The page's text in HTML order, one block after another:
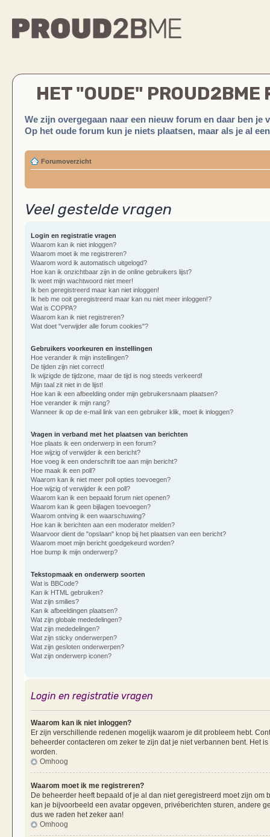
HET "OUDE" PROUD2BME
We zijn overgegaan naar een nieuw forum en daar ben je
Op het oude forum kun je niets plaatsen, maar als je al
Forumoverzicht
Veel gestelde vragen
Login en registratie vragen
Waarom kan ik niet inloggen?
Waarom moet ik me registreren?
Waarom word ik automatisch uitgelogd?
Hoe kan ik onzichtbaar zijn in de online gebruikers lijst?
Ik weet mijn wachtwoord niet meer!
Ik ben geregistreerd maar kan niet inloggen!
Ik heb me ooit geregistreerd maar kan nu niet meer inloggen!?
Wat is COPPA?
Waarom kan ik niet registreren?
Wat doet "verwijder alle forum cookies"?
Gebruikers voorkeuren en instellingen
Hoe verander ik mijn instellingen?
De tijden zijn niet correct!
Ik wijzigde de tijdzone, maar de tijd is nog steeds verkeerd!
Mijn taal zit niet in de lijst!
Hoe kan ik een afbeelding onder mijn gebruikersnaam plaatsen?
Hoe verander ik mijn rang?
Wanneer ik op de e-mail link van een gebruiker klik, moet ik inloggen?
Vragen in verband met het plaatsen van berichten
Hoe plaats ik een onderwerp in een forum?
Hoe wijzig of verwijder ik een bericht?
Hoe voeg ik een onderschrift toe aan mijn bericht?
Hoe maak ik een poll?
Waarom kan ik niet meer poll opties toevoegen?
Hoe wijzig of verwijder ik een poll?
Waarom kan ik een bepaald forum niet openen?
Waarom kan ik geen bijlagen toevoegen?
Waarom ontving ik een waarschuwing?
Hoe kan ik berichten aan een moderator melden?
Waarvoor dient de "opslaan" knop bij het plaatsen van een bericht?
Waarom moet mijn bericht goedgekeurd worden?
Hoe bump ik mijn onderwerp?
Tekstopmaak en onderwerp soorten
Wat is BBCode?
Kan ik HTML gebruiken?
Wat zijn smilies?
Kan ik afbeeldingen plaatsen?
Wat zijn globale mededelingen?
Wat zijn mededelingen?
Wat zijn sticky onderwerpen?
Wat zijn gesloten onderwerpen?
Wat zijn onderwerp iconen?
Login en registratie vragen
Waarom kan ik niet inloggen?
Er zijn verschillende redenen mogelijk waarom je dit probleem hebt.
beheerder contacteren om zeker te zijn dat je niet verbannen bent. Het
worden.
Omhoog
Waarom moet ik me registreren?
De beheerder heeft bepaald of je al dan niet geregistreerd moet zijn
kan je bijvoorbeeld een avatar opgeven, privéberichten sturen, andere
dus we raden het zeker aan!
Omhoog